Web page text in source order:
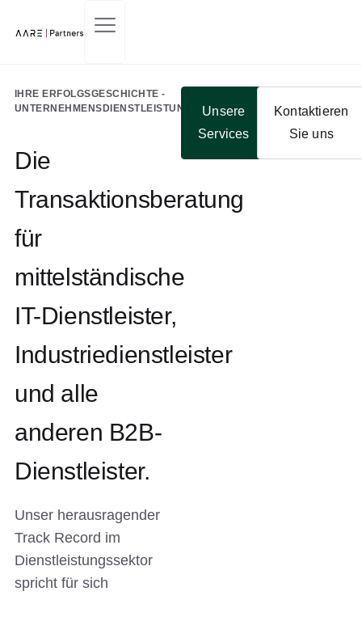
IHRE ERFOLGSGESCHICHTE -
UNTERNEHMENSDIENSTLEISTUNGEN
Die
Transaktionsberatung
für
mittelständische
IT-Dienstleister,
Industriedienstleister
und alle
anderen B2B-
Dienstleister.
Unser herausragender
Track Record im
Dienstleistungssektor
spricht für sich
Unsere
Services
Kontaktieren
Sie uns